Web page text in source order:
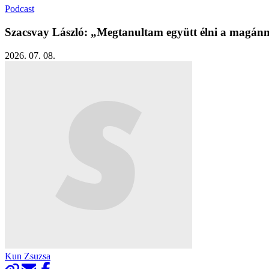
Podcast
Szacsvay László: „Megtanultam együtt élni a
2026. 07. 08.
Kun Zsuzsa